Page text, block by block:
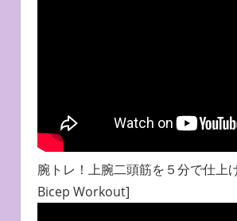
腕トレ！上腕二頭筋を５分で仕上
Bicep Workout]